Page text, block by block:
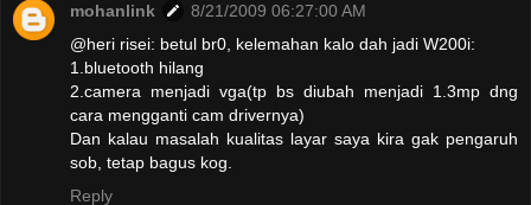
mohanlink
8/21/2009 06:27:00 AM
@heri risei: betul br0, kelemahan kalo dah jadi W200i:
1.bluetooth hilang
2.camera menjadi vga(tp bs diubah menjadi 1.3mp dng
cara mengganti cam drivernya)
Dan kalau masalah kualitas layar saya kira gak pengaruh
sob, tetap bagus kog.
Reply